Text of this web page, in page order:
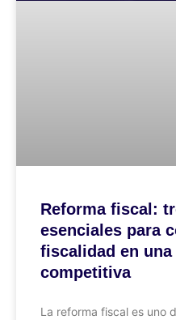
Reforma fiscal:
esenciales para
fiscalidad en una
competitiva
La reforma fiscal es uno